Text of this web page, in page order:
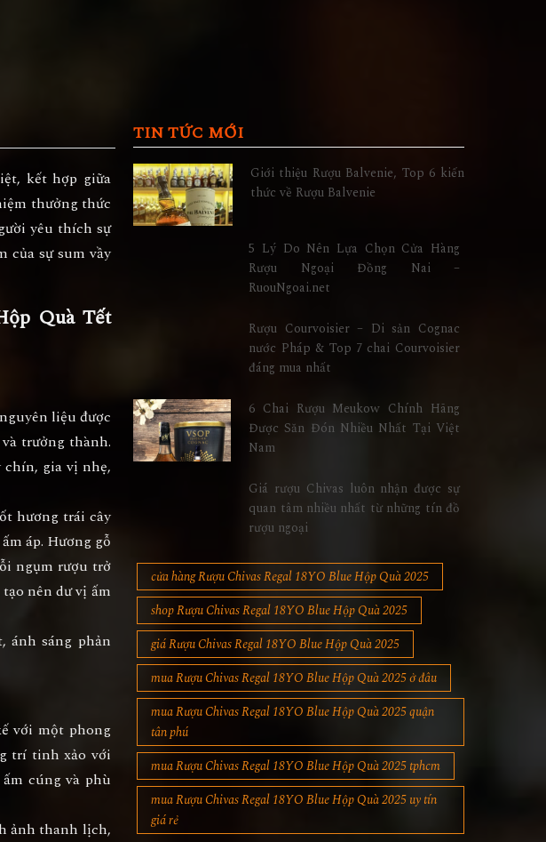
kết hợp giữa
thưởng thức
yêu thích sự
của sự sum vầy
Quà Tết
liệu được
trưởng thành.
gia vị nhẹ,
hương trái cây
áp. Hương gỗ
ngụm rượu trở
nên dư vị ấm
ánh sáng phản
với một phong
trí tinh xảo với
cúng và phù
ảnh thanh lịch,
TIN TỨC MỚI
Giới thiệu Rượu Balvenie, Top 6 kiến
thức về Rượu Balvenie
5 Lý Do Nên Lựa Chọn Cửa Hàng
Rượu Ngoại Đồng Nai –
RuouNgoai.net
Rượu Courvoisier – Di sản Cognac
nước Pháp & Top 7 chai Courvoisier
đáng mua nhất
6 Chai Rượu Meukow Chính Hãng
Được Săn Đón Nhiều Nhất Tại Việt
Nam
Giá rượu Chivas luôn nhận được sự
quan tâm nhiều nhất từ những tín đồ
rượu ngoại
cửa hàng Rượu Chivas Regal 18YO Blue Hộp Quà 2025
shop Rượu Chivas Regal 18YO Blue Hộp Quà 2025
giá Rượu Chivas Regal 18YO Blue Hộp Quà 2025
mua Rượu Chivas Regal 18YO Blue Hộp Quà 2025 ở đâu
mua Rượu Chivas Regal 18YO Blue Hộp Quà 2025 quận
tân phú
mua Rượu Chivas Regal 18YO Blue Hộp Quà 2025 tphcm
mua Rượu Chivas Regal 18YO Blue Hộp Quà 2025 uy tín
giá rẻ